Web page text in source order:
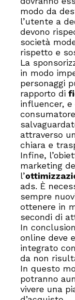
modo da
l’utente a
devono
società
rispetto e
La
in modo
personaggi
rapporto di
influencer, e
attraverso
chiara e
Infine,
marketing
l’
ads. È
sempre
ottenere in
secondi di
In
online deve
integrato
da non
In questo
potranno
vivere una